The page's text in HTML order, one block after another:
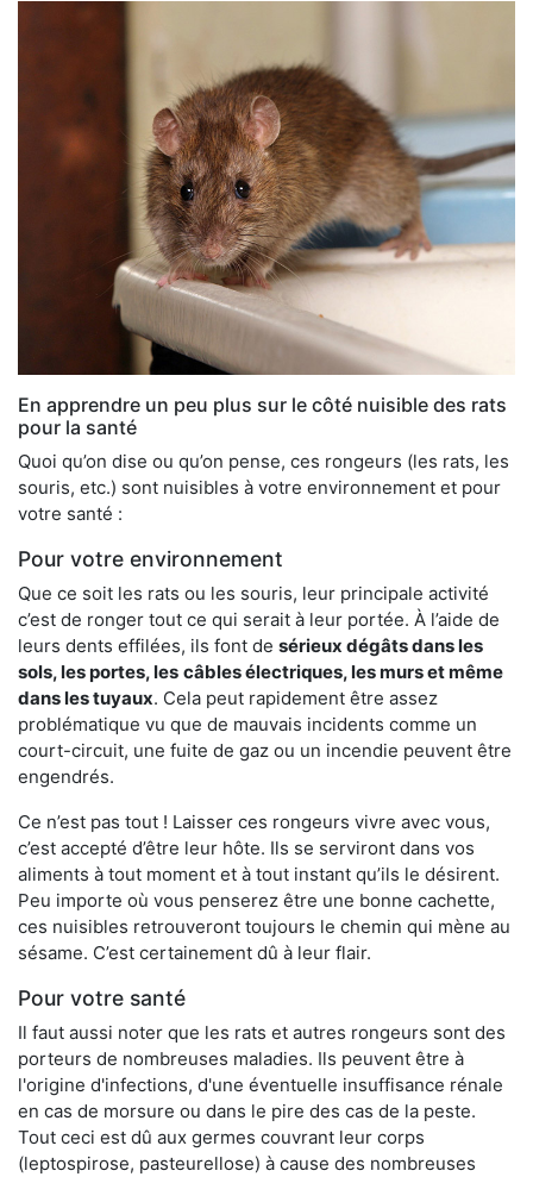
En apprendre un peu plus sur le côté nuisible des rats
pour la santé
Quoi qu’on dise ou qu’on pense, ces rongeurs (les rats, les
souris, etc.) sont nuisibles à votre environnement et pour
votre santé :
Pour votre environnement
Que ce soit les rats ou les souris, leur principale activité
c’est de ronger tout ce qui serait à leur portée. À l’aide de
leurs dents effilées, ils font de sérieux dégâts dans les
sols, les portes, les câbles électriques, les murs et même
dans les tuyaux. Cela peut rapidement être assez
problématique vu que de mauvais incidents comme un
court-circuit, une fuite de gaz ou un incendie peuvent être
engendrés.
Ce n’est pas tout ! Laisser ces rongeurs vivre avec vous,
c’est accepté d’être leur hôte. Ils se serviront dans vos
aliments à tout moment et à tout instant qu’ils le désirent.
Peu importe où vous penserez être une bonne cachette,
ces nuisibles retrouveront toujours le chemin qui mène au
sésame. C’est certainement dû à leur flair.
Pour votre santé
Il faut aussi noter que les rats et autres rongeurs sont des
porteurs de nombreuses maladies. Ils peuvent être à
l'origine d'infections, d'une éventuelle insuffisance rénale
en cas de morsure ou dans le pire des cas de la peste.
Tout ceci est dû aux germes couvrant leur corps
(leptospirose, pasteurellose) à cause des nombreuses